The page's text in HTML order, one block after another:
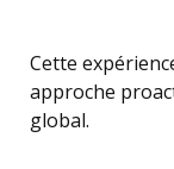
Cette
approche
global.